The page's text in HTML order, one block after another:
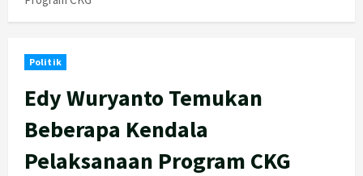
Politik
Edy Wuryanto Temukan
Beberapa Kendala
Pelaksanaan Program CKG